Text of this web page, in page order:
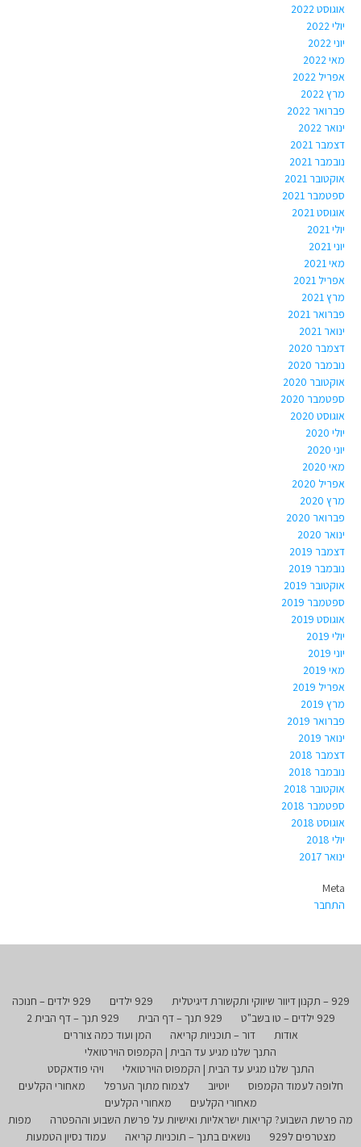
אוגוסט 2022
יולי 2022
יוני 2022
מאי 2022
אפריל 2022
מרץ 2022
פברואר 2022
ינואר 2022
דצמבר 2021
נובמבר 2021
אוקטובר 2021
ספטמבר 2021
אוגוסט 2021
יולי 2021
יוני 2021
מאי 2021
אפריל 2021
מרץ 2021
פברואר 2021
ינואר 2021
דצמבר 2020
נובמבר 2020
אוקטובר 2020
ספטמבר 2020
אוגוסט 2020
יולי 2020
יוני 2020
מאי 2020
אפריל 2020
מרץ 2020
פברואר 2020
ינואר 2020
דצמבר 2019
נובמבר 2019
אוקטובר 2019
ספטמבר 2019
אוגוסט 2019
יולי 2019
יוני 2019
מאי 2019
אפריל 2019
מרץ 2019
פברואר 2019
ינואר 2019
דצמבר 2018
נובמבר 2018
אוקטובר 2018
ספטמבר 2018
אוגוסט 2018
יולי 2018
ינואר 2017
Meta
התחבר
929 – תקנון דיוור שיווקי ותקשורת דיגיטלית 929 ילדים
929 ילדים – חנוכה
929 ילדים – טו בשב"ט
929 תנך – דף הבית
929 תנך – דף הבית 2
אודות
דור – תוכניות קריאה
המן ועוד כמה צוררים
התנך שלנו מגיע עד הבית | הקמפוס הוירטואלי
התנך שלנו מגיע עד הבית | הקמפוס הוירטואלי
ויהי פודאקסט
חלופה לעמוד הקמפוס
יוטיוב לצמוח מתוך הערפל
מאחורי הקלעים
מאחורי הקלעים
מאחורי הקלעים
מה פרשת השבוע? קריאות ישראליות ואישיות על פרשת השבוע וההפטרה
מפות
מצטרפים ל929
נושאים בתנך – תוכניות קריאה
עמוד נסיון הטמעות